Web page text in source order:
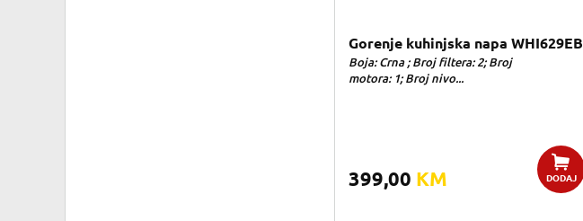
Gorenje kuhinjska napa WHI629EB
Boja: Crna ; Broj filtera: 2; Broj
motora: 1; Broj nivo...
399,00 KM DODAJ